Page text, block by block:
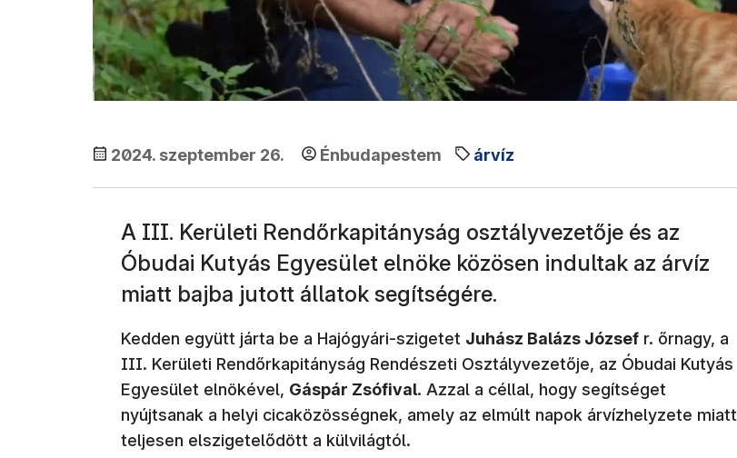
2024. szeptember 26. Énbudapestem árvíz
A III. Kerületi Rendőrkapitányság osztályvezetője és az
Óbudai Kutyás Egyesület elnöke közösen indultak az árvíz
miatt bajba jutott állatok segítségére.
Kedden együtt járta be a Hajógyári-szigetet Juhász Balázs József r. őrnagy, a
III. Kerületi Rendőrkapitányság Rendészeti Osztályvezetője, az Óbudai Kutyás
Egyesület elnökével, Gáspár Zsófival. Azzal a céllal, hogy segítséget
nyújtsanak a helyi cicaközösségnek, amely az elmúlt napok árvízhelyzete miatt
teljesen elszigetelődött a külvilágtól.